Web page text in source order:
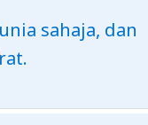
sahaja, dan